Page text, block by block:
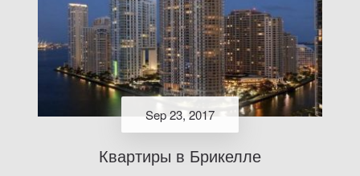
Sep 23, 2017
Квартиры в Брикелле